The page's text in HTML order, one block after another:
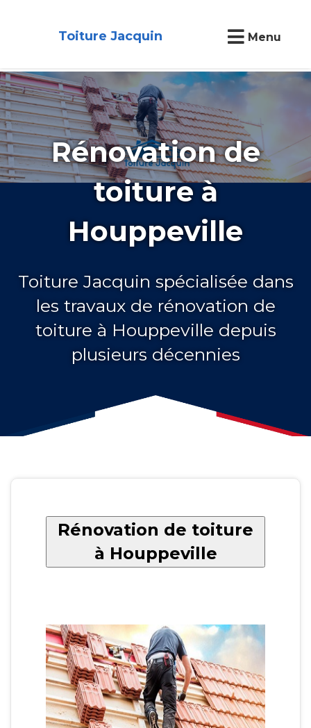
Toiture Jacquin Menu
Rénovation de
toiture à
Houppeville
Toiture Jacquin spécialisée dans
les travaux de rénovation de
toiture à Houppeville depuis
plusieurs décennies
Rénovation de toiture
à Houppeville